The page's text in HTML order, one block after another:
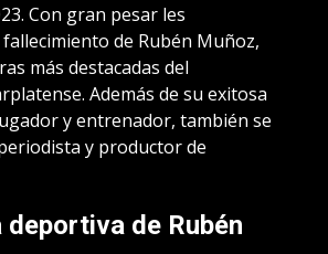
Con gran pesar les
de Rubén Muñoz,
más destacadas del
Además de su exitosa
y entrenador, también se
y productor de
deportiva de Rubén